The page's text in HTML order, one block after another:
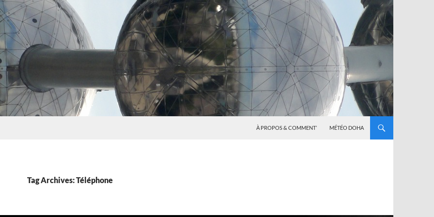
À PROPOS & COMMENT’ MÉTÉO DOHA
Tag Archives: Téléphone